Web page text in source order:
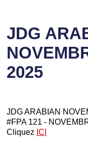
JDG
2025
JDG ARABIAN
#FPA 121 -
Cliquez ICI